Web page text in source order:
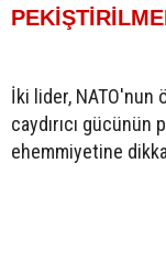
İki lider, NATO'nun
caydırıcı gücünün
ehemmiyetine